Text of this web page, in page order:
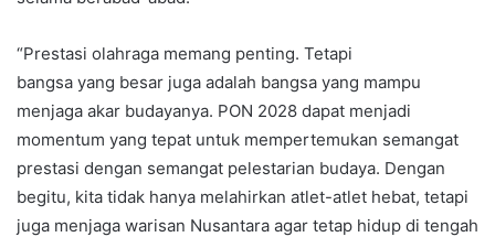
“Prestasi olahraga memang penting. Tetapi
bangsa yang besar juga adalah bangsa yang mampu
menjaga akar budayanya. PON 2028 dapat menjadi
momentum yang tepat untuk mempertemukan semangat
prestasi dengan semangat pelestarian budaya. Dengan
begitu, kita tidak hanya melahirkan atlet-atlet hebat, tetapi
juga menjaga warisan Nusantara agar tetap hidup di tengah